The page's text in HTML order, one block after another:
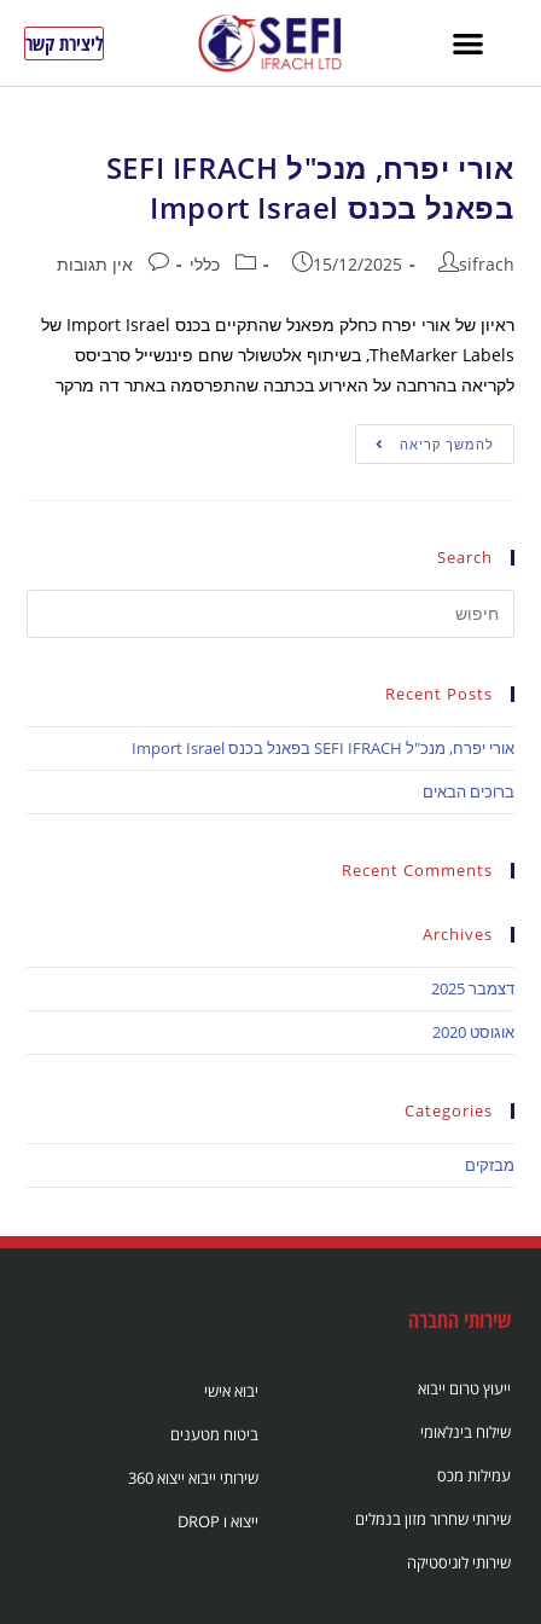
ליצירת קשר
אורי יפרח, מנכ"ל SEFI IFRACH
בפאנל בכנס Import Israel
sifrach
15/12/2025 כללי אין תגובות
ראיון של אורי יפרח כחלק מפאנל שהתקיים בכנס Import Israel של
TheMarker Labels, בשיתוף אלטשולר שחם פיננשייל סרביסס
לקריאה בהרחבה על האירוע בכתבה שהתפרסמה באתר דה מרקר
להמשך קריאה
Search
Recent Posts
אורי יפרח, מנכ"ל SEFI IFRACH בפאנל בכנס Import Israel
ברוכים הבאים
Recent Comments
Archives
דצמבר 2025
אוגוסט 2020
Categories
מבזקים
שירותי החברה
ייעוץ טרום ייבוא
שילוח בינלאומי
עמילות מכס
שירותי שחרור מזון בנמלים
שירותי לוגיסטיקה
יבוא אישי
ביטוח מטענים
שירותי ייבוא ייצוא 360
ייצוא ו DROP